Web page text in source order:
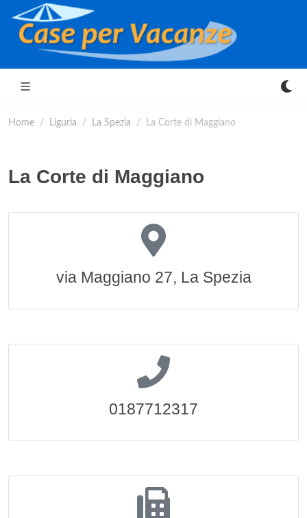
Home Liguria La Spezia La Corte di Maggiano
La Corte di Maggiano
via Maggiano 27, La Spezia
0187712317